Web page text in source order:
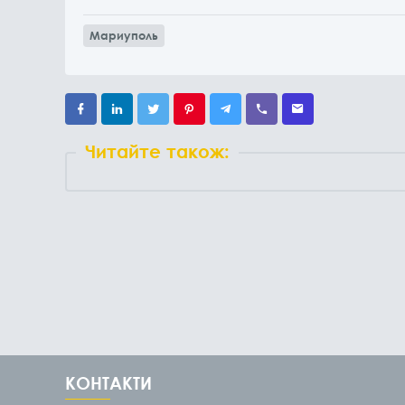
Мариуполь
Читайте також:
КОНТАКТИ